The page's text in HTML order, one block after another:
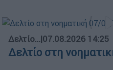
Δελτίο...|07.08.2026 14:25
Δελτίο στη